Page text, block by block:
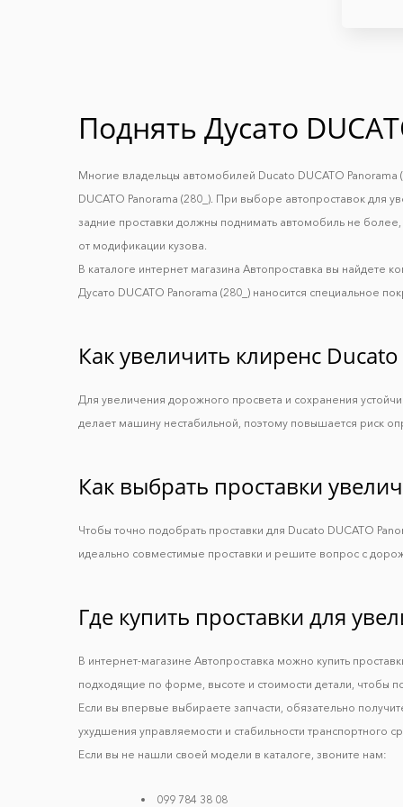
Поднять Дуcато
Многие владельцы автомобилей Ducato DUCATO
DUCATO Panorama (280_). При выборе автопроставок для
задние проставки должны поднимать автомобиль не
от модификации кузова.
В каталоге интернет магазина Автопроставка вы найдете
Дуcато DUCATO Panorama (280_) наносится специальное
Как увеличить клиренс
Для увеличения дорожного просвета и сохранения
делает машину нестабильной, поэтому повышается риск
Как выбрать проставки
Чтобы точно подобрать проставки для Ducato DUCATO
идеально совместимые проставки и решите вопрос с
Где купить проставки для
В интернет-магазине Автопроставка можно купить
подходящие по форме, высоте и стоимости детали, чтобы
Если вы впервые выбираете запчасти, обязательно
ухудшения управляемости и стабильности транспортного
Если вы не нашли своей модели в каталоге, звоните нам:
099 784 38 08